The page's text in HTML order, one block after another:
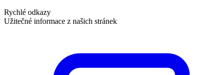
Rychlé odkazy
Užitečné informace z našich stránek